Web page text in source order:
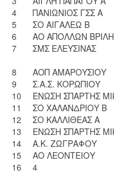
4
ΠΑΝΙΩΝΙΟΣ ΓΣΣ Α
5
ΣΟ ΑΙΓΑΛΕΩ Β
6
ΑΟ ΑΠΟΛΛΩΝ
7
ΣΜΣ ΕΛΕΥΣΙΝΑΣ
8
ΑΟΠ ΑΜΑΡΟΥΣΙΟΥ
9
Σ.Α.Σ. ΚΟΡΩΠΙΟΥ
10
ΕΝΩΣΗ ΣΠΑΡΤΗΣ
11
ΣΟ ΧΑΛΑΝΔΡΙΟΥ Β
12
ΣΟ ΚΑΛΛΙΘΕΑΣ Α
13
ΕΝΩΣΗ ΣΠΑΡΤΗΣ
14
A.K. ZΩΓΡΑΦΟΥ
15
ΑΟ ΛΕΟΝΤΕΙΟΥ
16
4